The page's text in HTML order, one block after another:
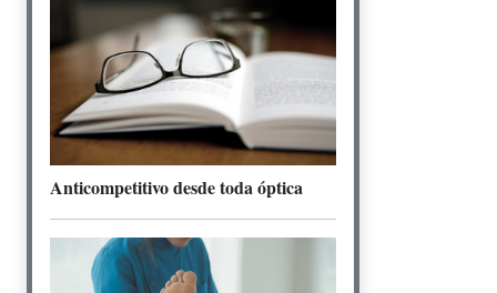
Anticompetitivo desde toda óptica